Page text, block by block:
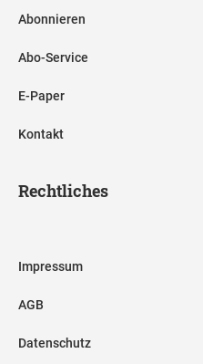
Abonnieren
Abo-Service
E-Paper
Kontakt
Rechtliches
Impressum
AGB
Datenschutz